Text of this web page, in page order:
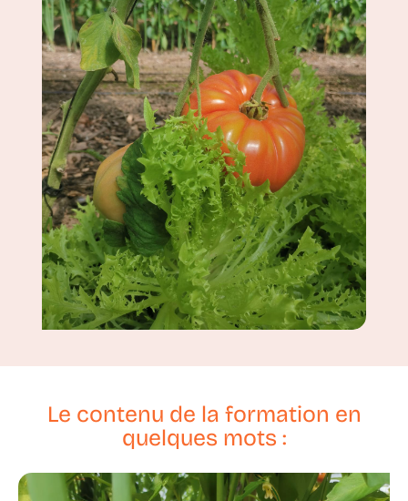
Le contenu de la formation en
quelques mots :